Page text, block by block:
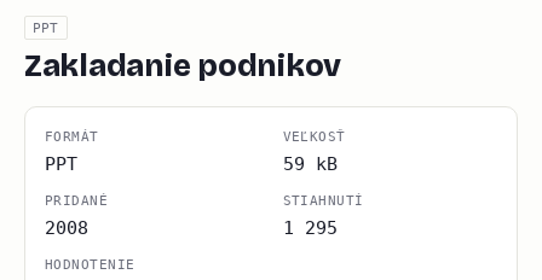
PPT
Zakladanie podnikov
FORMÁT
PPT
VEĽKOSŤ
59 kB
PRIDANÉ
2008
STIAHNUTÍ
1 295
HODNOTENIE